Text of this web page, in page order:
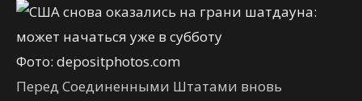
Фото: depositphotos.com
Перед Соединенными Штатами вновь